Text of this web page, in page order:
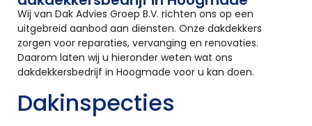
Wij van Dak Advies Groep B.V. richten ons op een
uitgebreid aanbod aan diensten. Onze dakdekkers
zorgen voor reparaties, vervanging en renovaties.
Daarom laten wij u hieronder weten wat ons
dakdekkersbedrijf in Hoogmade voor u kan doen.
Dakinspecties